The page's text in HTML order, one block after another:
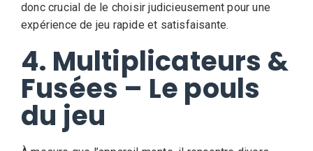
donc crucial de le choisir judicieusement pour une
expérience de jeu rapide et satisfaisante.
4. Multiplicateurs &
Fusées – Le pouls
du jeu